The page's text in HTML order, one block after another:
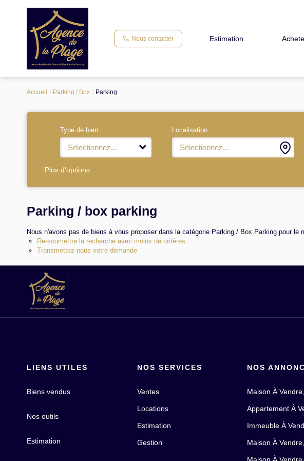
Nous contacter Estimation
Accueil Parking / Box Parking
Type de bien
Sélectionnez...
Localisation
Sélectionnez...
Plus d'options
Parking / box parking
Nous n'avons pas de biens à vous proposer dans la catégorie Parking / Box Parking pour
Re-soumettre la recherche avec moins de critères.
Transmettez-nous votre demande
LIENS UTILES
Biens vendus
Nos outils
Estimation
NOS SERVICES
Ventes
Locations
Estimation
Gestion
NOS
Maison À
Appartement À
Immeuble À
Maison À